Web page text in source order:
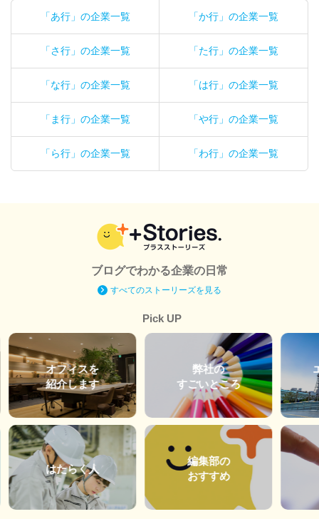
「あ行」の企業一覧 「か行」の企業一覧
「さ行」の企業一覧 「た行」の企業一覧
「な行」の企業一覧 「は行」の企業一覧
「ま行」の企業一覧 「や行」の企業一覧
「ら行」の企業一覧 「わ行」の企業一覧
ブログでわかる企業の日常
すべてのストーリーズを見る
Pick UP
オフィスを
紹介します
はたらく人
弊社の
すごいところ
編集部の
おすすめ